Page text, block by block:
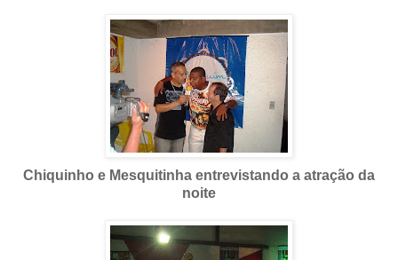
Chiquinho e Mesquitinha entrevistando a atração da
noite